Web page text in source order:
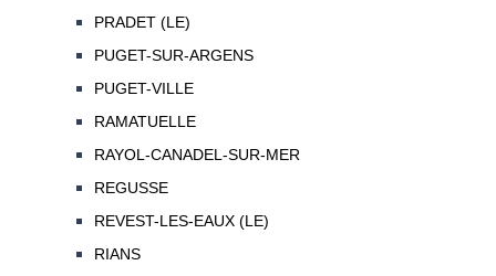
PRADET (LE)
PUGET-SUR-ARGENS
PUGET-VILLE
RAMATUELLE
RAYOL-CANADEL-SUR-MER
REGUSSE
REVEST-LES-EAUX (LE)
RIANS